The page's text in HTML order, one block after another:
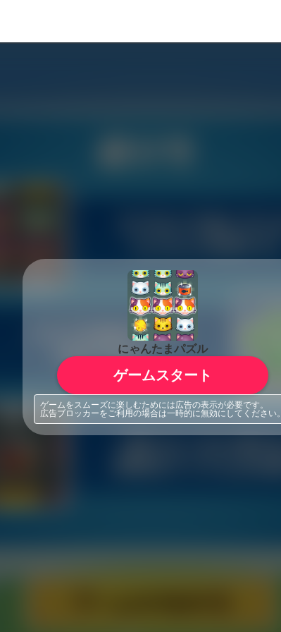
にゃんたまパズル
ゲームスタート
ゲームをスムーズに楽しむためには広告の表示が必要です。
広告ブロッカーをご利用の場合は一時的に無効にしてください。